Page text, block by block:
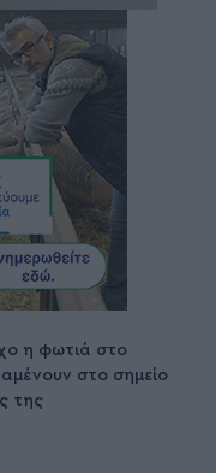
η φωτιά στο
στο σημείο
της